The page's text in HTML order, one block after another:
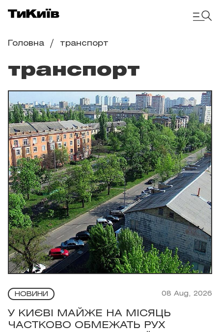
Головна транспорт
транспорт
НОВИНИ 08 Aug, 2026
У КИЄВІ МАЙЖЕ НА МІСЯЦЬ
ЧАСТКОВО ОБМЕЖАТЬ РУХ